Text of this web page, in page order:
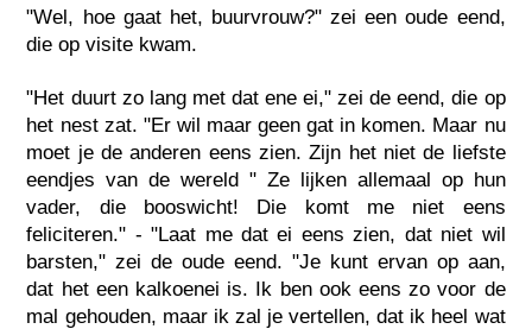
"Wel, hoe gaat het, buurvrouw?" zei een oude eend,
die op visite kwam.
"Het duurt zo lang met dat ene ei," zei de eend, die op
het nest zat. "Er wil maar geen gat in komen. Maar nu
moet je de anderen eens zien. Zijn het niet de liefste
eendjes van de wereld " Ze lijken allemaal op hun
vader, die booswicht! Die komt me niet eens
feliciteren." - "Laat me dat ei eens zien, dat niet wil
barsten," zei de oude eend. "Je kunt ervan op aan,
dat het een kalkoenei is. Ik ben ook eens zo voor de
mal gehouden, maar ik zal je vertellen, dat ik heel wat